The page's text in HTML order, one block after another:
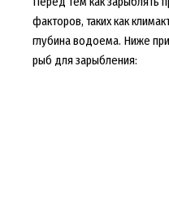
факторов, таких как
глубина водоема. Ниже
рыб для зарыбления: